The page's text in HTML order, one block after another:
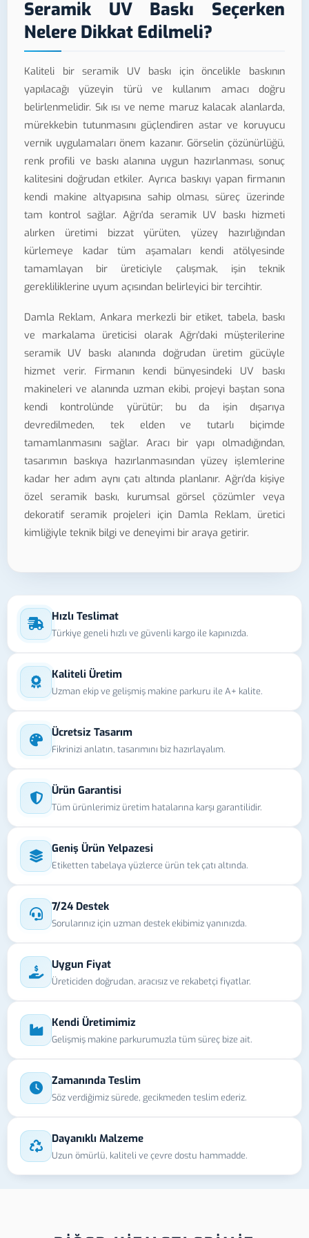
Seramik UV Baskı Seçerken
Nelere Dikkat Edilmeli?
Kaliteli bir seramik UV baskı için öncelikle baskının
yapılacağı yüzeyin türü ve kullanım amacı doğru
belirlenmelidir. Sık ısı ve neme maruz kalacak alanlarda,
mürekkebin tutunmasını güçlendiren astar ve koruyucu
vernik uygulamaları önem kazanır. Görselin çözünürlüğü,
renk profili ve baskı alanına uygun hazırlanması, sonuç
kalitesini doğrudan etkiler. Ayrıca baskıyı yapan firmanın
kendi makine altyapısına sahip olması, süreç üzerinde
tam kontrol sağlar. Ağrı'da seramik UV baskı hizmeti
alırken üretimi bizzat yürüten, yüzey hazırlığından
kürlemeye kadar tüm aşamaları kendi atölyesinde
tamamlayan bir üreticiyle çalışmak, işin teknik
gerekliliklerine uyum açısından belirleyici bir tercihtir.
Damla Reklam, Ankara merkezli bir etiket, tabela, baskı
ve markalama üreticisi olarak Ağrı'daki müşterilerine
seramik UV baskı alanında doğrudan üretim gücüyle
hizmet verir. Firmanın kendi bünyesindeki UV baskı
makineleri ve alanında uzman ekibi, projeyi baştan sona
kendi kontrolünde yürütür; bu da işin dışarıya
devredilmeden, tek elden ve tutarlı biçimde
tamamlanmasını sağlar. Aracı bir yapı olmadığından,
tasarımın baskıya hazırlanmasından yüzey işlemlerine
kadar her adım aynı çatı altında planlanır. Ağrı'da kişiye
özel seramik baskı, kurumsal görsel çözümler veya
dekoratif seramik projeleri için Damla Reklam, üretici
kimliğiyle teknik bilgi ve deneyimi bir araya getirir.
Hızlı Teslimat
Türkiye geneli hızlı ve güvenli kargo ile kapınızda.
Kaliteli Üretim
Uzman ekip ve gelişmiş makine parkuru ile A+ kalite.
Ücretsiz Tasarım
Fikrinizi anlatın, tasarımını biz hazırlayalım.
Ürün Garantisi
Tüm ürünlerimiz üretim hatalarına karşı garantilidir.
Geniş Ürün Yelpazesi
Etiketten tabelaya yüzlerce ürün tek çatı altında.
7/24 Destek
Sorularınız için uzman destek ekibimiz yanınızda.
Uygun Fiyat
Üreticiden doğrudan, aracısız ve rekabetçi fiyatlar.
Kendi Üretimimiz
Gelişmiş makine parkurumuzla tüm süreç bize ait.
Zamanında Teslim
Söz verdiğimiz sürede, gecikmeden teslim ederiz.
Dayanıklı Malzeme
Uzun ömürlü, kaliteli ve çevre dostu hammadde.